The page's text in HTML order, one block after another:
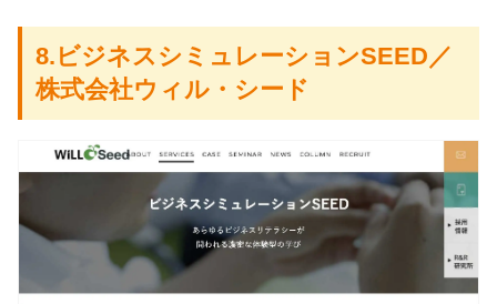
8.ビジネスシミュレーションSEED／
株式会社ウィル・シード